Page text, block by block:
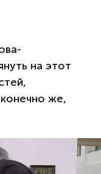
на этот
же,